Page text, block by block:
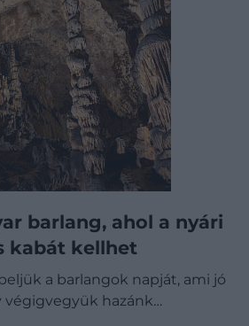
barlang, ahol a nyári
kabát kellhet
a barlangok napját, ami jó
végigvegyük hazánk…